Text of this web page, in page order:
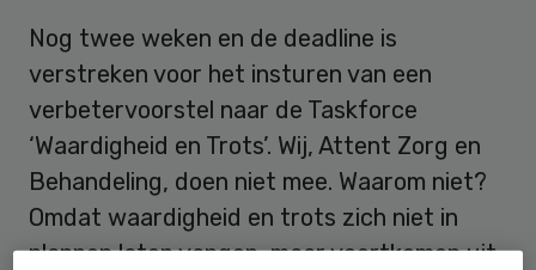
Nog twee weken en de deadline is
verstreken voor het insturen van een
verbetervoorstel naar de Taskforce
‘Waardigheid en Trots’. Wij, Attent Zorg en
Behandeling, doen niet mee. Waarom niet?
Omdat waardigheid en trots zich niet in
plannen laten vangen, maar voortkomen uit